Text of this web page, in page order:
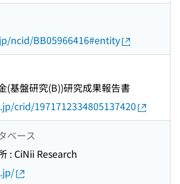
ncid/BB05966416#entity
(基盤研究(B))研究成果報告書
crid/1971712334805137420
ベース
: CiNii Research